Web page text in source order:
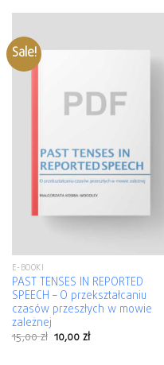
Sale!
E-BOOKI
PAST TENSES IN REPORTED
SPEECH – O przekształcaniu
czasów przeszłych w mowie
zależnej
15,00zł 10,00zł